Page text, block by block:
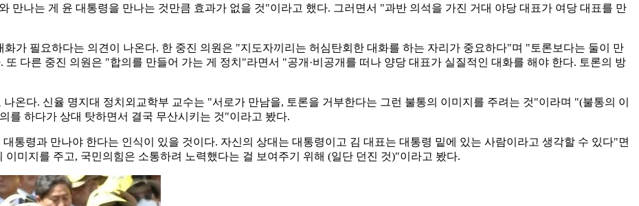
만나는 게 윤 대통령을 만나는 것만큼 효과가 없을 것"이라고 했다. 그러면서 "과반 의석을 가진 거대 야당 대표가 여당 대표를 만
가 필요하다는 의견이 나온다. 한 중진 의원은 "지도자끼리는 허심탄회한 대화를 하는 자리가 중요하다"며 "토론보다는 둘이 만
다른 중진 의원은 "합의를 만들어 가는 게 정치"라면서 "공개·비공개를 떠나 양당 대표가 실질적인 대화를 해야 한다. 토론의 방
온다. 신율 명지대 정치외교학부 교수는 "서로가 만남을, 토론을 거부한다는 그런 불통의 이미지를 주려는 것"이라며 "(불통의 이
를 하다가 상대 탓하면서 결국 무산시키는 것"이라고 봤다.
통령과 만나야 한다는 인식이 있을 것이다. 자신의 상대는 대통령이고 김 대표는 대통령 밑에 있는 사람이라고 생각할 수 있다"면
미지를 주고, 국민의힘은 소통하려 노력했다는 걸 보여주기 위해 (일단 던진 것)"이라고 봤다.